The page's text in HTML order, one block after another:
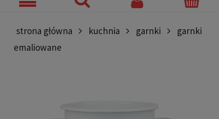
strona główna kuchnia garnki
garnki
emaliowane